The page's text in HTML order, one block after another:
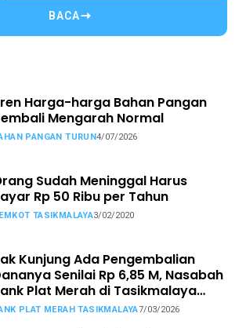
BACA
Harga-harga Bahan Pangan
Mengarah Normal
PANGAN TURUN4/07/2026
Sudah Meninggal Harus
Rp 50 Ribu per Tahun
TASIKMALAYA3/02/2020
Kunjung Ada Pengembalian
Senilai Rp 6,85 M, Nasabah
Plat Merah di Tasikmalaya
Tempuh Jalur Hukum.
PLAT MERAH TASIKMALAYA7/03/2026